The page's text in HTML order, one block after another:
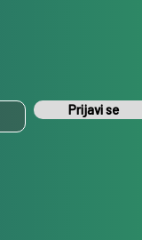
Prijavi se